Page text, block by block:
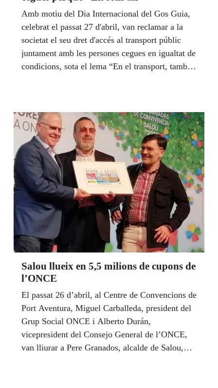
Amb motiu del Dia Internacional del Gos Guia,
celebrat el passat 27 d'abril, van reclamar a la
societat el seu dret d'accés al transport públic
juntament amb les persones cegues en igualtat de
condicions, sota el lema “En el transport, també
veure.
Salou llueix en 5,5 milions de cupons de
l’ONCE
El passat 26 d’abril, al Centre de Convencions de
Port Aventura, Miguel Carballeda, president del
Grup Social ONCE i Alberto Durán,
vicepresident del Consejo General de l’ONCE,
van lliurar a Pere Granados, alcalde de Salou,